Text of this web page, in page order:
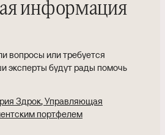
информация
вопросы или требуется
эксперты будут рады помочь
Здрок, Управляющая
портфелем